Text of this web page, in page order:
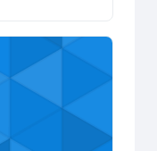
et de